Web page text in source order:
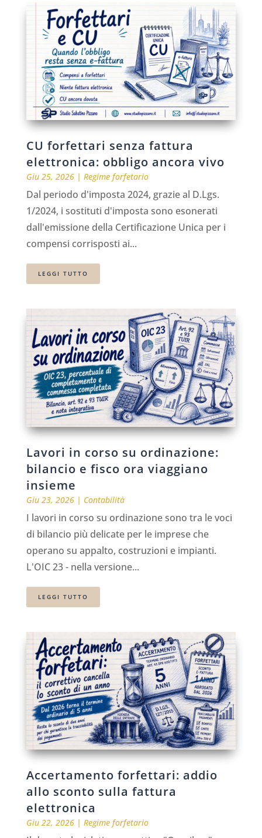
CU forfettari senza fattura
elettronica: obbligo ancora vivo
Giu 25, 2026| Regime forfetario
Dal periodo d'imposta 2024, grazie al D.Lgs.
1/2024, i sostituti d'imposta sono esonerati
dall'emissione della Certificazione Unica per i
compensi corrisposti ai...
LEGGI TUTTO
Lavori in corso su ordinazione:
bilancio e fisco ora viaggiano
insieme
Giu 23, 2026| Contabilità
I lavori in corso su ordinazione sono tra le voci
di bilancio più delicate per le imprese che
operano su appalto, costruzioni e impianti.
L'OIC 23 - nella versione...
LEGGI TUTTO
Accertamento forfettari: addio
allo sconto sulla fattura
elettronica
Giu 22, 2026| Regime forfetario